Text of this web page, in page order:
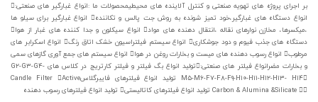
بر اجرای پروژه های تهویه صنعتی و کنترل آلاینده های محیطیمحصولات ما :انواع غبارگیر های صنعتی:
انواع دستگاه های غبارگیر،خود تمیز شونده به روش جت پالس و تکاننده انواع غبارگیر برای سیلو ها
،میکسرها، مخازن نوارهای نقاله ،انتقال دهنده های مواد انواع سیکلون و جدا کننده های غبار از هوا
دستگاه های جذب فیوم و دود جوشکاری انواع سیستم فیلتراسیون خشک اتاق رنگ انواع اسکرابر های
مرطوب انواع رسوب دهنده های میست و بخارات روغن در هوا انواع سیستم های جمع آوری گازهای سمی
و بخارات مضرانواع فیلتر های صنعتی:تولید انواع بگ فیلتر و فیلتر کارتریج در کلاس های G۲-G۳-G۴-
M۵-M۶-F۷-F۸-F۹-H۱۰-H۱۱-H۱۲-H۱۳- H۱۴ تولید انواع فیلترهای فایبرگلاسCandle Filter Active
Carbon & Alumina &Silicate  تولید انواع فیلترهای کاتالیستی تولید انواع فیلترهای رسوب دهنده